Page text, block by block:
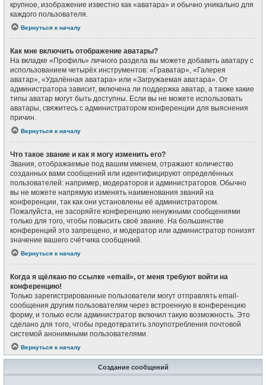
крупное, изображение известно как «аватара» и обычно уникально для
каждого пользователя.
Вернуться к началу
Как мне включить отображение аватары?
На вкладке «Профиль» личного раздела вы можете добавить аватару с
использованием четырёх инструментов: «Граватар», «Галерея
аватар», «Удалённая аватара» или «Загружаемая аватара». От
администратора зависит, включена ли поддержка аватар, а также какие
типы аватар могут быть доступны. Если вы не можете использовать
аватары, свяжитесь с администратором конференции для выяснения
причин.
Вернуться к началу
Что такое звание и как я могу изменить его?
Звания, отображаемые под вашим именем, отражают количество
созданных вами сообщений или идентифицируют определённых
пользователей: например, модераторов и администраторов. Обычно
вы не можете напрямую изменять наименования званий на
конференции, так как они установлены её администратором.
Пожалуйста, не засоряйте конференцию ненужными сообщениями
только для того, чтобы повысить своё звание. На большинстве
конференций это запрещено, и модератор или администратор понизят
значение вашего счётчика сообщений.
Вернуться к началу
Когда я щёлкаю по ссылке «email», от меня требуют войти на
конференцию!
Только зарегистрированные пользователи могут отправлять email-
сообщения другим пользователям через встроенную в конференцию
форму, и только если администратор включил такую возможность. Это
сделано для того, чтобы предотвратить злоупотребления почтовой
системой анонимными пользователями.
Вернуться к началу
Создание сообщений